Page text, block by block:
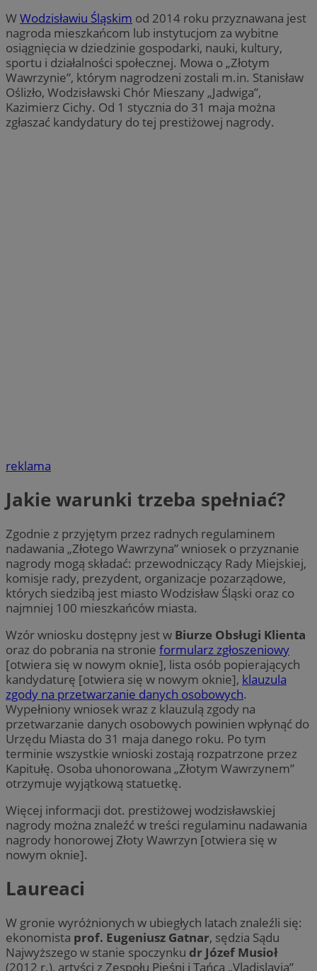
WWodzisławiu Śląskim od 2014 roku przyznawana jest
nagroda mieszkańcom lub instytucjom za wybitne
osiągnięcia w dziedzinie gospodarki, nauki, kultury,
sportu i działalności społecznej. Mowa o „Złotym
Wawrzynie”, którym nagrodzeni zostali m.in. Stanisław
Oślizło, Wodzisławski Chór Mieszany „Jadwiga”,
Kazimierz Cichy. Od 1 stycznia do 31 maja można
zgłaszać kandydatury do tej prestiżowej nagrody.
reklama
Jakie warunki trzeba spełniać?
Zgodnie z przyjętym przez radnych regulaminem
nadawania „Złotego Wawrzyna” wniosek o przyznanie
nagrody mogą składać: przewodniczący Rady Miejskiej,
komisje rady, prezydent, organizacje pozarządowe,
których siedzibą jest miasto Wodzisław Śląski oraz co
najmniej 100 mieszkańców miasta.
Wzór wniosku dostępny jest w Biurze Obsługi Klienta
oraz do pobrania na stronie formularz zgłoszeniowy
[otwiera się w nowym oknie], lista osób popierających
kandydaturę [otwiera się w nowym oknie], klauzula
zgody na przetwarzanie danych osobowych.
Wypełniony wniosek wraz z klauzulą zgody na
przetwarzanie danych osobowych powinien wpłynąć do
Urzędu Miasta do 31 maja danego roku. Po tym
terminie wszystkie wnioski zostają rozpatrzone przez
Kapitułę. Osoba uhonorowana „Złotym Wawrzynem”
otrzymuje wyjątkową statuetkę.
Więcej informacji dot. prestiżowej wodzisławskiej
nagrody można znaleźć w treści regulaminu nadawania
nagrody honorowej Złoty Wawrzyn [otwiera się w
nowym oknie].
Laureaci
W gronie wyróżnionych w ubiegłych latach znaleźli się:
ekonomista prof. Eugeniusz Gatnar, sędzia Sądu
Najwyższego w stanie spoczynku dr Józef Musioł
(2012 r.), artyści z Zespołu Pieśni i Tańca „Vladislavia”